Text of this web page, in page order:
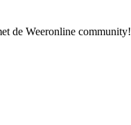
de Weeronline community!